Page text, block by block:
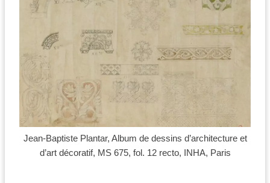
Jean-Baptiste Plantar, Album de dessins d’architecture et
d’art décoratif, MS 675, fol. 12 recto, INHA, Paris